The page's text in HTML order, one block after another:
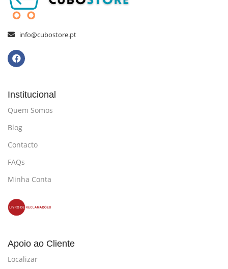
info@cubostore.pt
Institucional
Quem Somos
Blog
Contacto
FAQs
Minha Conta
Apoio ao Cliente
Localizar